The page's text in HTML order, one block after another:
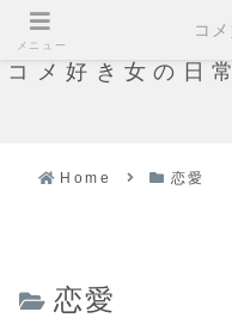
コメ好き女の日常
Home 恋愛
恋愛
メニュー
コ